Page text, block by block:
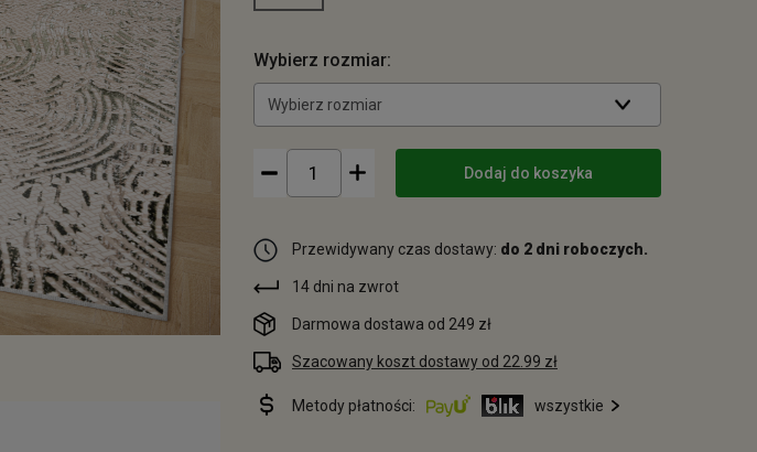
Wybierz rozmiar:
Wybierz rozmiar
Dodaj do koszyka
Przewidywany czas dostawy: do 2 dni roboczych.
14 dni na zwrot
Darmowa dostawa od 249 zł
Szacowany koszt dostawy od 22.99 zł
Metody płatności: wszystkie